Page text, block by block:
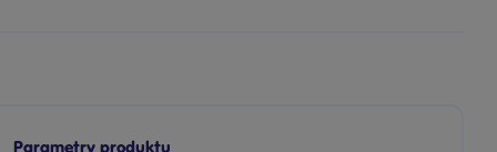
Parametry produktu